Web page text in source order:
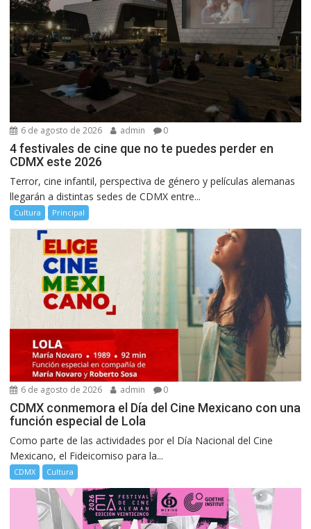
6 de agosto de 2026 admin 0
4 festivales de cine que no te puedes perder en
CDMX este 2026
Terror, cine infantil, perspectiva de género y películas alemanas
llegarán a distintas sedes de CDMX entre...
Cultura Principal
6 de agosto de 2026 admin 0
CDMX conmemora el Día del Cine Mexicano con una
función especial de Lola
Como parte de las actividades por el Día Nacional del Cine
Mexicano, el Fideicomiso para la...
CDMX Cultura